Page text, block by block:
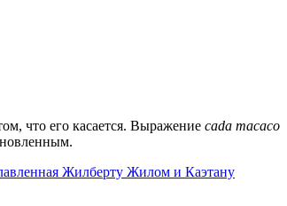
что его касается. Выражение cada macaco
Жилберту Жилом и Каэтану